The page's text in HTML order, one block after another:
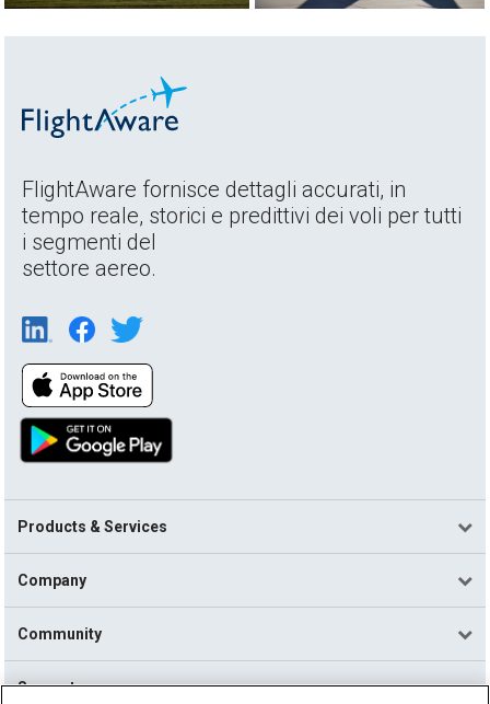
FlightAware fornisce dettagli accurati, in
tempo reale, storici e predittivi dei voli per tutti
i segmenti del
settore aereo.
Products & Services
Company
Community
Support